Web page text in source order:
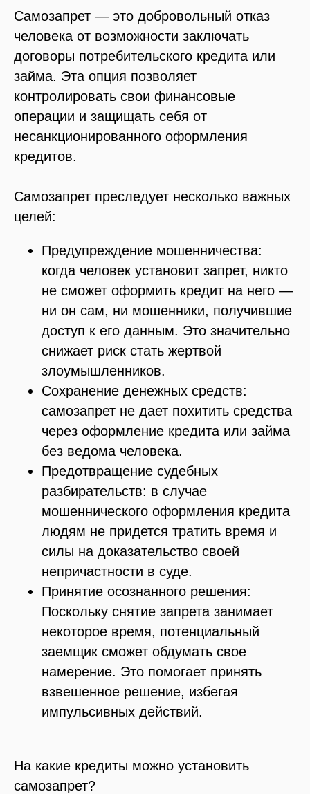
Самозапрет — это добровольный отказ
человека от возможности заключать
договоры потребительского кредита или
займа. Эта опция позволяет
контролировать свои финансовые
операции и защищать себя от
несанкционированного оформления
кредитов.
Самозапрет преследует несколько важных
целей:
Предупреждение мошенничества:
когда человек установит запрет, никто
не сможет оформить кредит на него —
ни он сам, ни мошенники, получившие
доступ к его данным. Это значительно
снижает риск стать жертвой
злоумышленников.
Сохранение денежных средств:
самозапрет не дает похитить средства
через оформление кредита или займа
без ведома человека.
Предотвращение судебных
разбирательств: в случае
мошеннического оформления кредита
людям не придется тратить время и
силы на доказательство своей
непричастности в суде.
Принятие осознанного решения:
Поскольку снятие запрета занимает
некоторое время, потенциальный
заемщик сможет обдумать свое
намерение. Это помогает принять
взвешенное решение, избегая
импульсивных действий.
На какие кредиты можно установить
самозапрет?